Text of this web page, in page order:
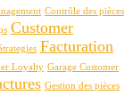
Contrôle des pièces
Customer
Facturation
Loyalty Garage Customer
Gestion des pièces